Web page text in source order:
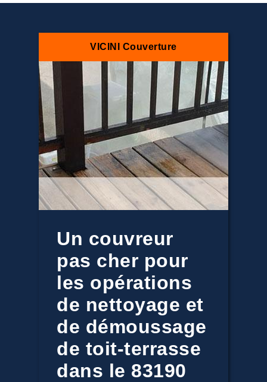
VICINI Couverture
Un couvreur
pas cher pour
les opérations
de nettoyage et
de démoussage
de toit-terrasse
dans le 83190